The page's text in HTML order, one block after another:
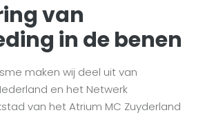
van
in de benen
maken wij deel uit van
en het Netwerk
van het Atrium MC Zuyderland